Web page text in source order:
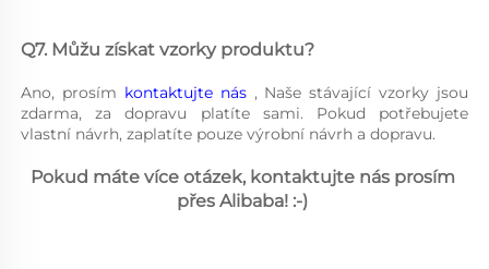
Q7. Můžu získat vzorky produktu?
Ano, prosím kontaktujte nás , Naše stávající vzorky jsou
zdarma, za dopravu platíte sami. Pokud potřebujete
vlastní návrh, zaplatíte pouze výrobní návrh a dopravu.
Pokud máte více otázek, kontaktujte nás prosím
přes Alibaba! :-)